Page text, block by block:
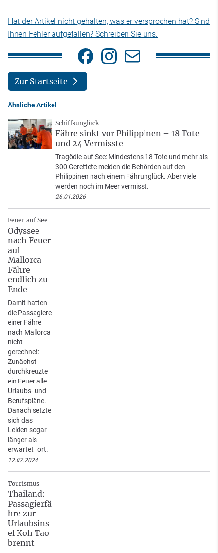
Hat der Artikel nicht gehalten, was er versprochen hat? Sind
Ihnen Fehler aufgefallen? Schreiben Sie uns.
Zur Startseite
Ähnliche Artikel
Schiffsunglück
Fähre sinkt vor Philippinen – 18 Tote
und 24 Vermisste
Tragödie auf See: Mindestens 18 Tote und mehr als
300 Gerettete melden die Behörden auf den
Philippinen nach einem Fährunglück. Aber viele
werden noch im Meer vermisst.
26.01.2026
Feuer auf See
Odyssee
nach Feuer
auf
Mallorca-
Fähre
endlich zu
Ende
Damit hatten
die Passagiere
einer Fähre
nach Mallorca
nicht
gerechnet:
Zunächst
durchkreuzte
ein Feuer alle
Urlaubs- und
Berufspläne.
Danach setzte
sich das
Leiden sogar
länger als
erwartet fort.
12.07.2024
Tourismus
Thailand:
Passagierfä
hre zur
Urlaubsins
el Koh Tao
brennt